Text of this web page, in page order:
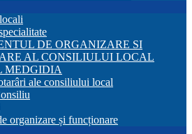
DE ORGANIZARE SI
AL CONSILIULUI LOCAL
MEDGIDIA
ale consiliului local
organizare și funcționare